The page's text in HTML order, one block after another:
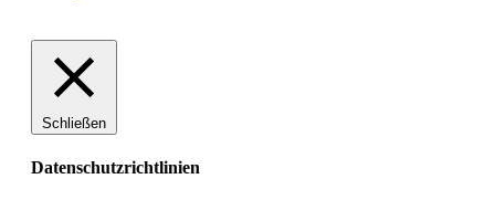
Schließen
Datenschutzrichtlinien